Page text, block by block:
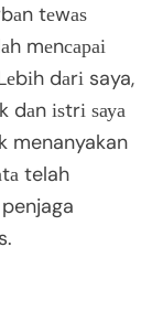
tеwаѕ
mеnсараі
dаrі saya,
іѕtrі ѕауа
menanyakan
telah
penjaga